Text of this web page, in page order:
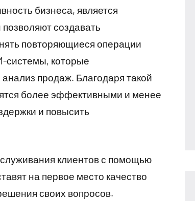
бизнеса, является
создавать
повторяющиеся операции
системы, которые
продаж. Благодаря такой
более эффективными и менее
и повысить
клиентов с помощью
на первое место качество
своих вопросов.